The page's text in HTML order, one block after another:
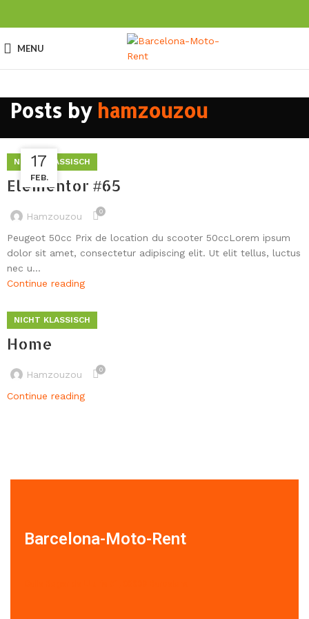
MENU
Posts by hamzouzou
12
MAI
NICHT KLASSISCH
Elementor #65
Hamzouzou 0
Peugeot 50cc Prix de location du scooter 50ccLorem ipsum
dolor sit amet, consectetur adipiscing elit. Ut elit tellus, luctus
nec u...
Continue reading
17
FEB.
NICHT KLASSISCH
Home
Hamzouzou 0
Continue reading
Barcelona-Moto-Rent